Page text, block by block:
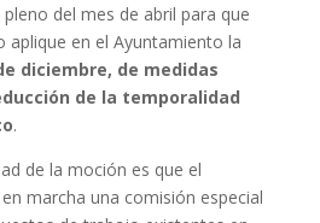
del mes de abril para que
aplique en el Ayuntamiento la
diciembre, de medidas
de la temporalidad
.
de la moción es que el
marcha una comisión especial